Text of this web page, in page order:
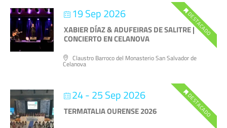
19 Sep 2026 DESTACADO
XABIER DÍAZ & ADUFEIRAS DE SALITRE |
CONCIERTO EN CELANOVA
Claustro Barroco del Monasterio San Salvador de
Celanova
24 - 25 Sep 2026 DESTACADO
TERMATALIA OURENSE 2026